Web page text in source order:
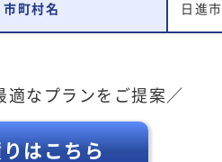
市町村名 日進市
適なプランをご提案／
はこちら